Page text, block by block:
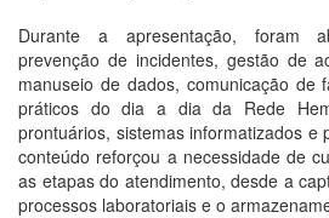
Durante a apresentação, foram
prevenção de incidentes, gestão de
manuseio de dados, comunicação de
práticos do dia a dia da Rede
prontuários, sistemas informatizados e
conteúdo reforçou a necessidade de
as etapas do atendimento, desde a
processos laboratoriais e o